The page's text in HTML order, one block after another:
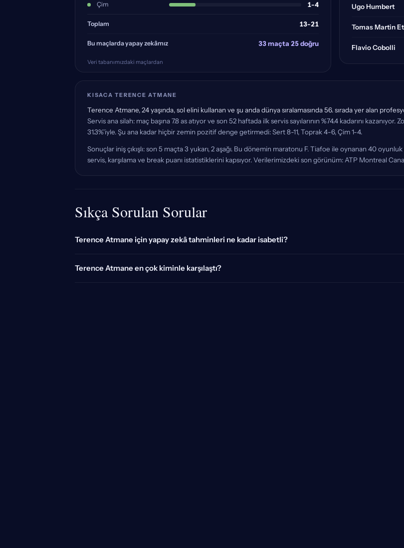
Çim 1-4
Toplam 13-21
Bu maçlarda yapay zekâmız 33 maçta 25 doğru
Veri tabanımızdaki maçlardan
Ugo Humbert
Tomas Martin
Flavio Cobolli
KISACA TERENCE ATMANE
Terence Atmane, 24 yaşında, sol elini kullanan ve şu anda dünya sıralamasında 56. sırada yer alan
Servis ana silah: maç başına 7.8 as atıyor ve son 52 haftada ilk servis sayılarının %74.4 kadarını
31.3%'iyle. Şu ana kadar hiçbir zemin pozitif denge getirmedi: Sert 8-11, Toprak 4-6, Çim 1-4.
Sonuçlar iniş çıkışlı: son 5 maçta 3 yukarı, 2 aşağı. Bu dönemin maratonu F. Tiafoe ile oynanan 40
servis, karşılama ve break puanı istatistiklerini kapsıyor. Verilerimizdeki son görünüm: ATP Montreal
Sıkça Sorulan Sorular
Terence Atmane için yapay zekâ tahminleri ne kadar isabetli?
Terence Atmane en çok kiminle karşılaştı?